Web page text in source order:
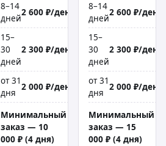
8–14
дней
2 600 ₽/день
15–
30
дней
2 300 ₽/день
от 31
дня
2 000 ₽/день
Минимальный
заказ — 10
000 ₽ (4 дня)
8–14
дней
2 600 ₽/день
15–
30
дней
2 300 ₽/день
от 31
дня
2 000 ₽/день
Минимальный
заказ — 15
000 ₽ (4 дня)